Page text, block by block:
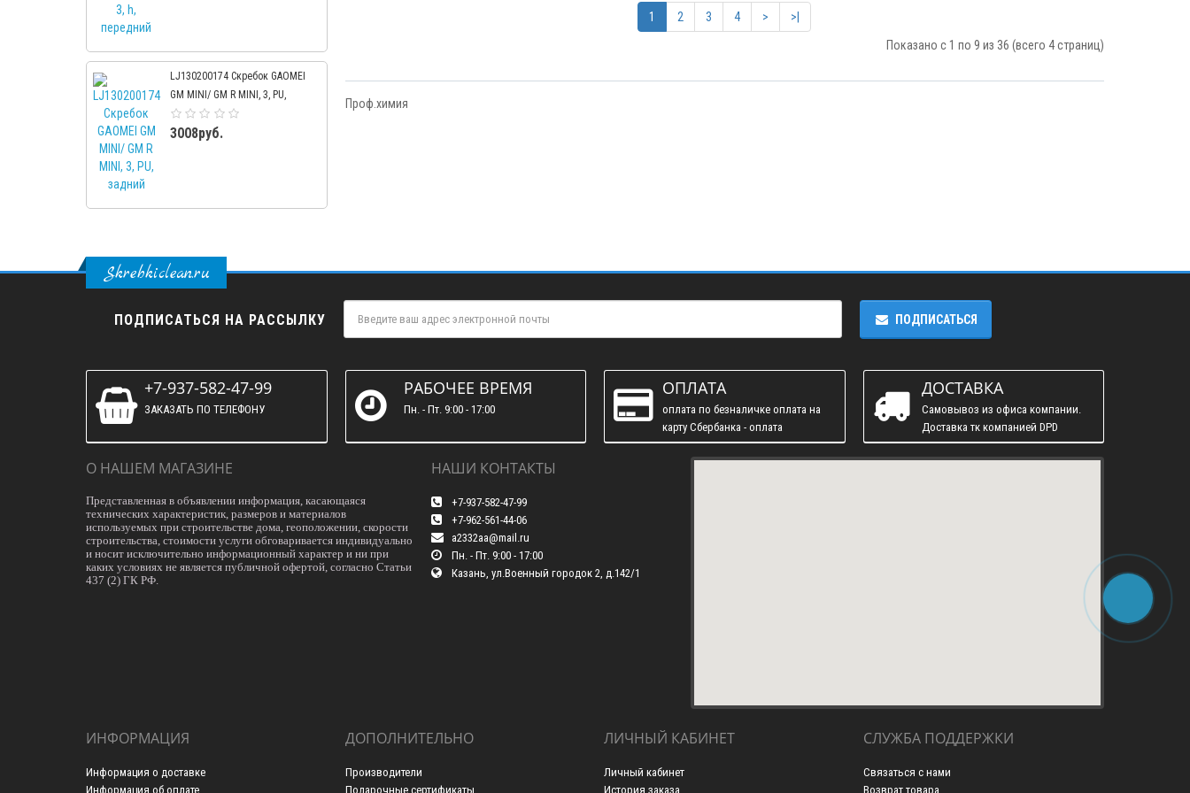
LJ130200174 Скребок GAOMEI
GM MINI/ GM R MINI, 3, PU,
задний
3008руб.
ПРОСМОТР
1636руб.
430.606 Скребок для Cleanfix RA-
431, 3, SX, 750мм, задний.
1 2 3 4 >
>|
Показано с 1 по 9 из 36 (всего 4 страниц)
Проф.химия
Skrebkiclean.ru
ПОДПИСАТЬСЯ НА РАССЫЛКУ ПОДПИСАТЬСЯ
+7-937-582-47-99
ЗАКАЗАТЬ ПО ТЕЛЕФОНУ
РАБОЧЕЕ ВРЕМЯ
Пн. - Пт. 9:00 - 17:00
ОПЛАТА
оплата по безналичке оплата на
карту Сбербанка - оплата
наличними
ДОСТАВКА
Самовывоз из офиса компании.
Доставка тк компанией DPD
О НАШЕМ МАГАЗИНЕ
Представленная в объявлении информация, касающаяся
технических характеристик, размеров и материалов
используемых при строительстве дома, геоположении, скорости
строительства, стоимости услуги обговаривается индивидуально
и носит исключительно информационный характер и ни при
каких условиях не является публичной офертой, согласно Статьи
437 (2) ГК РФ.
НАШИ КОНТАКТЫ
+7-937-582-47-99
+7-962-561-44-06
a2332aa@mail.ru
Пн. - Пт. 9:00 - 17:00
Казань, ул.Военный городок 2, д.142/1
ИНФОРМАЦИЯ
Информация о доставке
Информация об оплате
ДОПОЛНИТЕЛЬНО
Производители
Подарочные сертификаты
ЛИЧНЫЙ КАБИНЕТ
Личный кабинет
История заказа
СЛУЖБА ПОДДЕРЖКИ
Связаться с нами
Возврат товара